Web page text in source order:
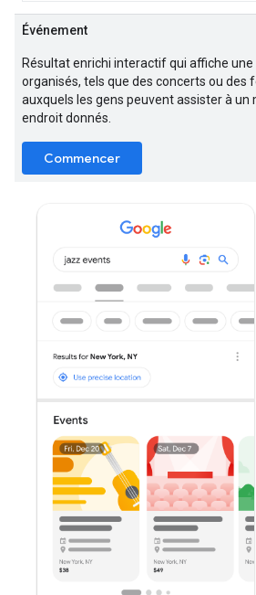
Événement
Résultat enrichi interactif qui affiche
organisés, tels que des concerts ou des
auxquels les gens peuvent assister à un
endroit donnés.
Commencer